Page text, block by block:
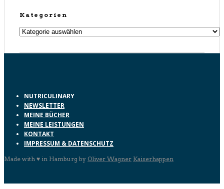
Kategorien
Kategorien
NUTRICULINARY
NEWSLETTER
MEINE BÜCHER
MEINE LEISTUNGEN
KONTAKT
IMPRESSUM & DATENSCHUTZ
Made with ♥ in Hamburg by Oliver Wagner Kaiserhappen